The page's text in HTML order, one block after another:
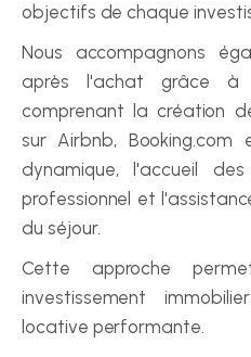
objectifs de chaque
Nous accompagnons
après l'achat grâce à
comprenant la création
sur Airbnb,
dynamique, l'accueil
professionnel et
du séjour.
Cette approche
investissement
locative performante.